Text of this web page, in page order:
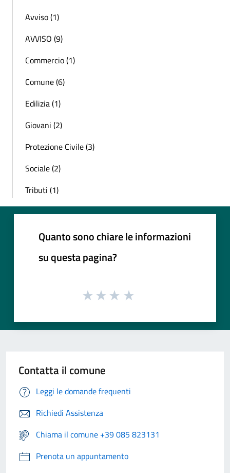
Avviso (1)
AVVISO (9)
Commercio (1)
Comune (6)
Edilizia (1)
Giovani (2)
Protezione Civile (3)
Sociale (2)
Tributi (1)
Quanto sono chiare le informazioni
su questa pagina?
Contatta il comune
Leggi le domande frequenti
Richiedi Assistenza
Chiama il comune +39 085 823131
Prenota un appuntamento